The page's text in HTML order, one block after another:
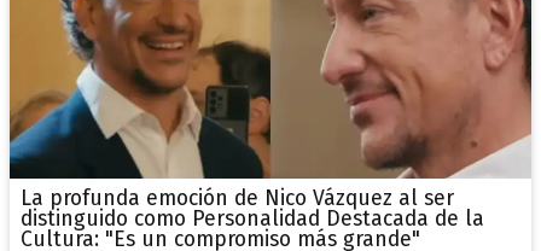
La profunda emoción de Nico Vázquez al ser
distinguido como Personalidad Destacada de la
Cultura: "Es un compromiso más grande"